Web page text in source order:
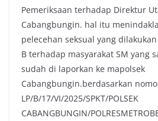
b
o
o
k
t
e
r
s
A
p
p
L
i
n
k
Pemeriksaan terhadap Direktur
Cabangbungin. hal itu
pelecehan seksual yang
B terhadap masyarakat SM yang
sudah di laporkan ke mapolsek
Cabangbungin.berdasarkan
LP/B/17/VI/2025/SPKT/POLSEK
CABANGBUNGIN/